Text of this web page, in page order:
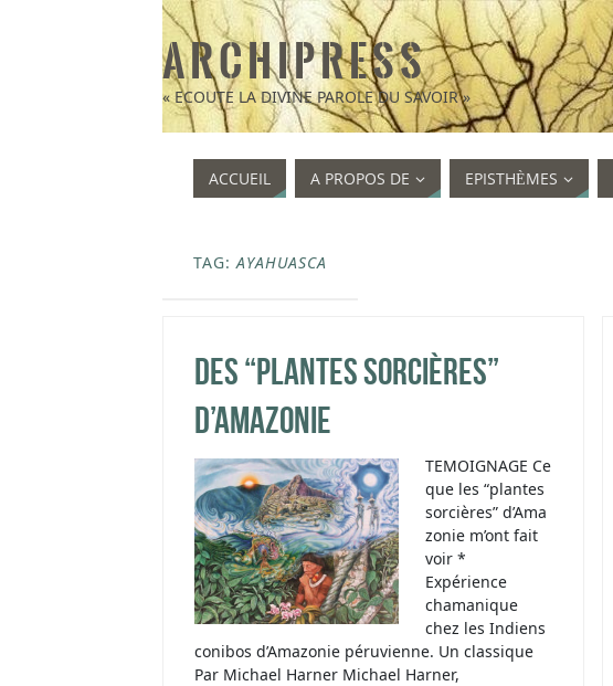
A R C H I P R E S S
« ECOUTE LA DIVINE PAROLE DU SAVOIR »
ACCUEIL A PROPOS DE EPISTHÈMES
TAG:AYAHUASCA
Des “plantes sorcières”
d’Amazonie
TEMOIGNAGE Ce
que les “plantes
sorcières” d’Ama
zonie m’ont fait
voir *
Expérience
chamanique
chez les Indiens
conibos d’Amazonie péruvienne. Un classique
Par Michael Harner Michael Harner,